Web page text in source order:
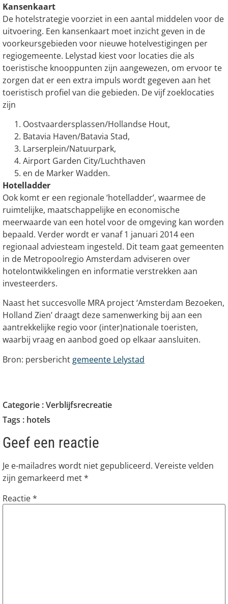
Kansenkaart
De hotelstrategie voorziet in een aantal middelen voor de
uitvoering. Een kansenkaart moet inzicht geven in de
voorkeursgebieden voor nieuwe hotelvestigingen per
regiogemeente. Lelystad kiest voor locaties die als
toeristische knooppunten zijn aangewezen, om ervoor te
zorgen dat er een extra impuls wordt gegeven aan het
toeristisch profiel van die gebieden. De vijf zoeklocaties
zijn
Oostvaardersplassen/Hollandse Hout,
Batavia Haven/Batavia Stad,
Larserplein/Natuurpark,
Airport Garden City/Luchthaven
en de Marker Wadden.
Hotelladder
Ook komt er een regionale ‘hotelladder’, waarmee de
ruimtelijke, maatschappelijke en economische
meerwaarde van een hotel voor de omgeving kan worden
bepaald. Verder wordt er vanaf 1 januari 2014 een
regionaal adviesteam ingesteld. Dit team gaat gemeenten
in de Metropoolregio Amsterdam adviseren over
hotelontwikkelingen en informatie verstrekken aan
investeerders.
Naast het succesvolle MRA project ‘Amsterdam Bezoeken,
Holland Zien’ draagt deze samenwerking bij aan een
aantrekkelijke regio voor (inter)nationale toeristen,
waarbij vraag en aanbod goed op elkaar aansluiten.
Bron: persbericht gemeente Lelystad
Categorie :Verblijfsrecreatie
Tags : hotels
Geef een reactie
Je e-mailadres wordt niet gepubliceerd. Vereiste velden
zijn gemarkeerd met*
Reactie*